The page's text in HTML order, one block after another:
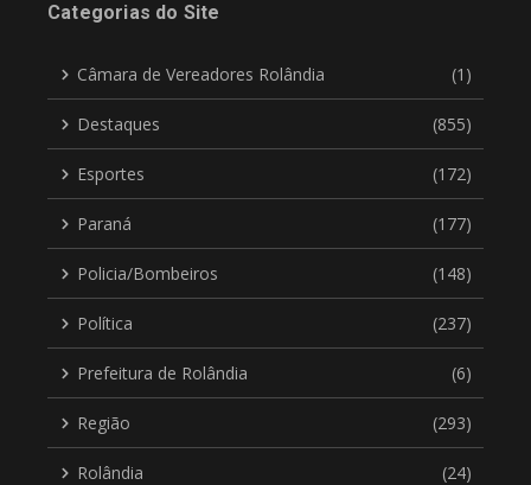
Categorias do Site
Câmara de Vereadores Rolândia (1)
Destaques (855)
Esportes (172)
Paraná (177)
Policia/Bombeiros (148)
Política (237)
Prefeitura de Rolândia (6)
Região (293)
Rolândia (24)